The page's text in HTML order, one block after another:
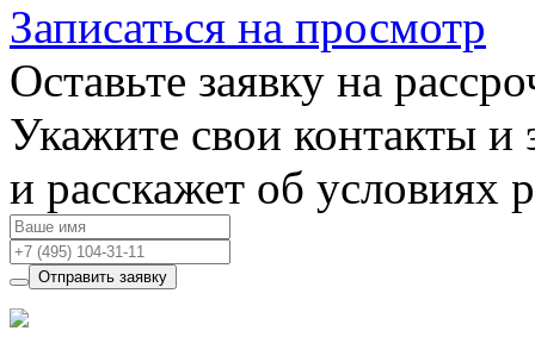
Записаться на просмотр
Оставьте заявку на
Укажите свои контакты и
и расскажет об условиях
Отправить заявку